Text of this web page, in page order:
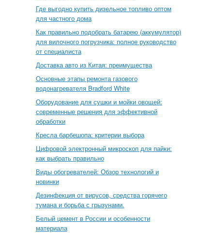
Где выгодно купить дизельное топливо оптом
для частного дома
Как правильно подобрать батарею (аккумулятор)
для вилочного погрузчика: полное руководство
от специалиста
Доставка авто из Китая: преимущества
Основные этапы ремонта газового
водонагревателя Bradford White
Оборудование для сушки и мойки овощей:
современные решения для эффективной
обработки
Кресла барбешопа: критерии выбора
Цифровой электронный микроскоп для пайки:
как выбрать правильно
Виды обогревателей: Обзор технологий и
новинки
Дезинфекция от вирусов, средства горячего
тумана и борьба с грызунами.
Белый цемент в России и особенности
материала